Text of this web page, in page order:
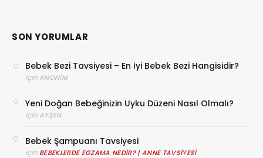
SON YORUMLAR
Bebek Bezi Tavsiyesi – En İyi Bebek Bezi Hangisidir?
için ANONIM
Yeni Doğan Bebeğinizin Uyku Düzeni Nasıl Olmalı?
için AYŞEN
Bebek Şampuanı Tavsiyesi
için BEBEKLERDE EGZAMA NEDIR? | ANNE TAVSIYESI